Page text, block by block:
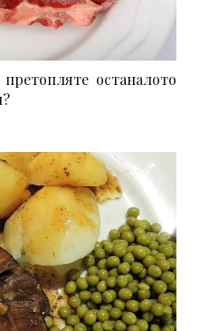
останалото